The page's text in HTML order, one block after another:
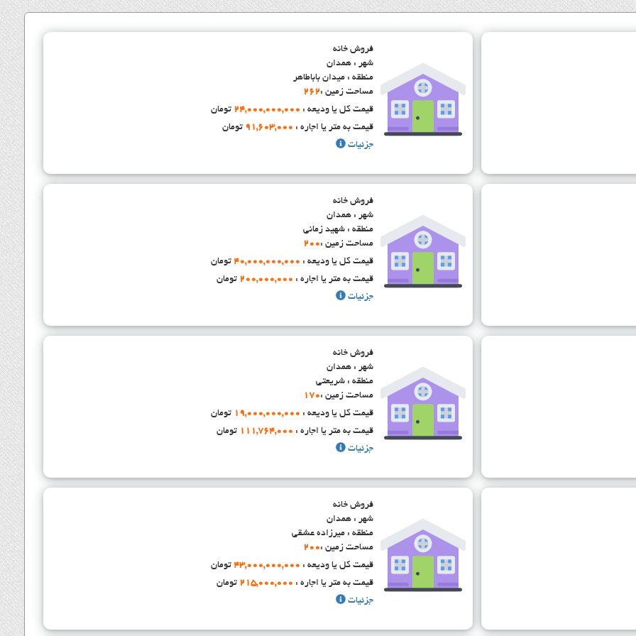
فروش خانه
شهر : همدان
منطقه : میدان باباطاهر
مساحت زمین :262
قیمت کل یا ودیعه : 24,000,000,000 تومان
قیمت به متر یا اجاره : 91,603,000 تومان
جزئیات
فروش خانه
شهر : همدان
منطقه : شهید زمانی
مساحت زمین :200
قیمت کل یا ودیعه : 40,000,000,000 تومان
قیمت به متر یا اجاره : 200,000,000 تومان
جزئیات
فروش خانه
شهر : همدان
منطقه : شریعتی
مساحت زمین :170
قیمت کل یا ودیعه : 19,000,000,000 تومان
قیمت به متر یا اجاره : 111,764,000 تومان
جزئیات
فروش خانه
شهر : همدان
منطقه : میرزاده عشقی
مساحت زمین :200
قیمت کل یا ودیعه : 43,000,000,000 تومان
قیمت به متر یا اجاره : 215,000,000 تومان
جزئیات